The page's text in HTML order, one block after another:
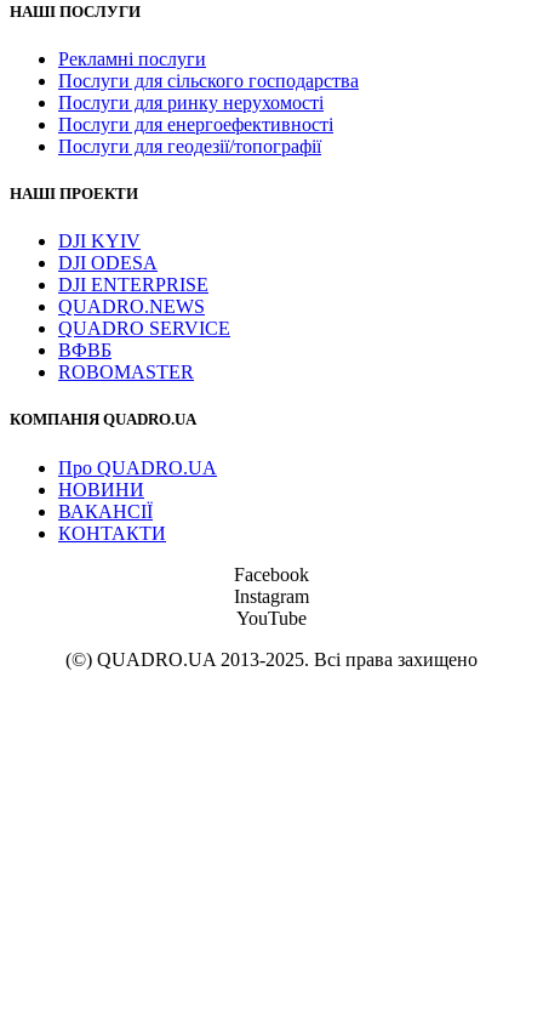
НАШІ ПОСЛУГИ
Рекламні послуги
Послуги для сільского господарства
Послуги для ринку нерухомості
Послуги для енергоефективності
Послуги для геодезії/топографії
НАШІ ПРОЕКТИ
DJI KYIV
DJI ODESA
DJI ENTERPRISE
QUADRO.NEWS
QUADRO SERVICE
ВФВБ
ROBOMASTER
КОМПАНІЯ QUADRO.UA
Про QUADRO.UA
НОВИНИ
ВАКАНСІЇ
КОНТАКТИ
Facebook
Instagram
YouTube
(©) QUADRO.UA 2013-2025. Всі права захищено